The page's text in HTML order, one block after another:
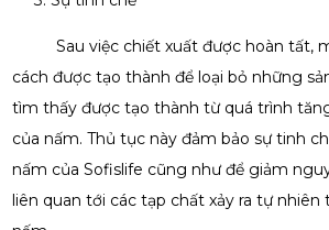
Sau việc chiết xuất được hoàn tất,
cách được tạo thành để loại bỏ những
tìm thấy được tạo thành từ quá trình
của nấm. Thủ tục này đảm bảo sự tinh
nấm của Sofislife cũng như để giảm
liên quan tới các tạp chất xảy ra tự nhiên